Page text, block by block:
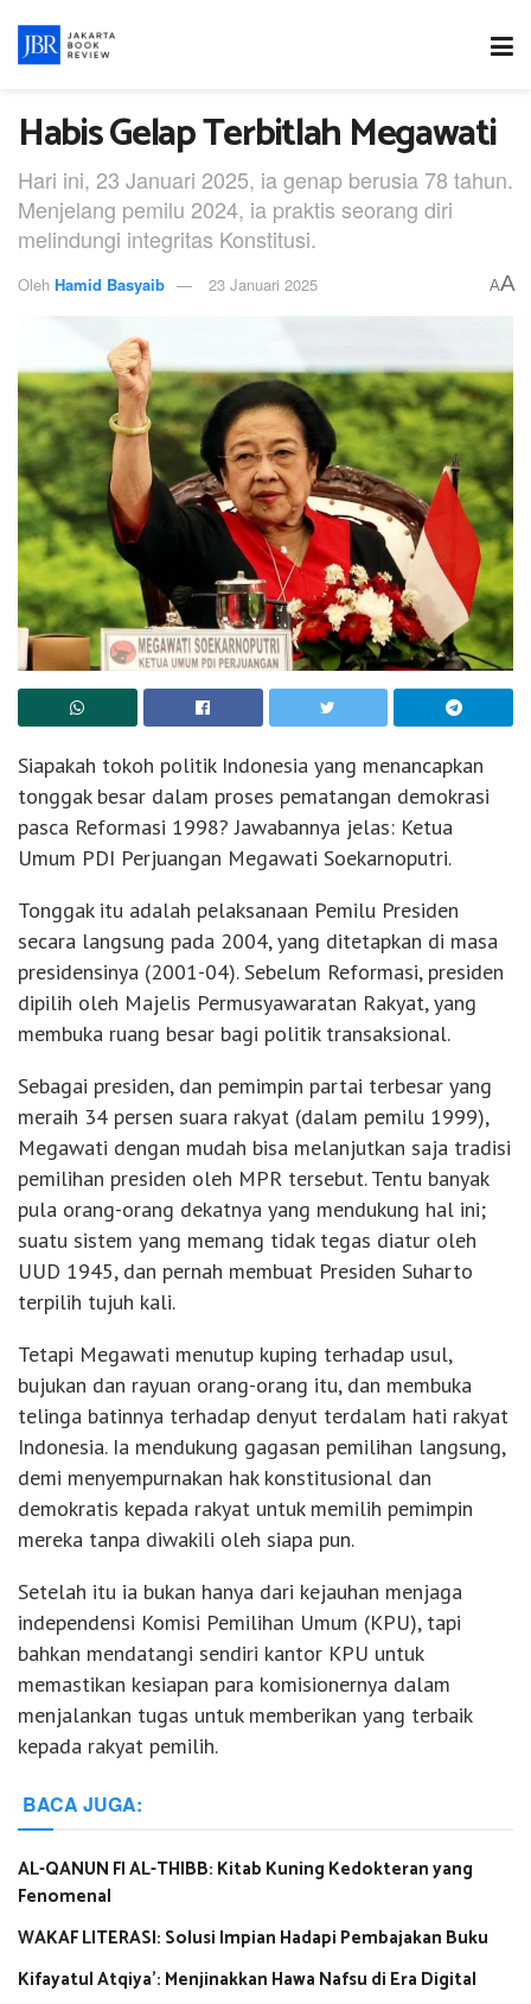
Habis Gelap Terbitlah Megawati
Hari ini, 23 Januari 2025, ia genap berusia 78 tahun.
Menjelang pemilu 2024, ia praktis seorang diri
melindungi integritas Konstitusi.
Oleh Hamid Basyaib 23 Januari 2025 AA
Siapakah tokoh politik Indonesia yang menancapkan
tonggak besar dalam proses pematangan demokrasi
pasca Reformasi 1998? Jawabannya jelas: Ketua
Umum PDI Perjuangan Megawati Soekarnoputri.
Tonggak itu adalah pelaksanaan Pemilu Presiden
secara langsung pada 2004, yang ditetapkan di masa
presidensinya (2001-04). Sebelum Reformasi, presiden
dipilih oleh Majelis Permusyawaratan Rakyat, yang
membuka ruang besar bagi politik transaksional.
Sebagai presiden, dan pemimpin partai terbesar yang
meraih 34 persen suara rakyat (dalam pemilu 1999),
Megawati dengan mudah bisa melanjutkan saja tradisi
pemilihan presiden oleh MPR tersebut. Tentu banyak
pula orang-orang dekatnya yang mendukung hal ini;
suatu sistem yang memang tidak tegas diatur oleh
UUD 1945, dan pernah membuat Presiden Suharto
terpilih tujuh kali.
Tetapi Megawati menutup kuping terhadap usul,
bujukan dan rayuan orang-orang itu, dan membuka
telinga batinnya terhadap denyut terdalam hati rakyat
Indonesia. Ia mendukung gagasan pemilihan langsung,
demi menyempurnakan hak konstitusional dan
demokratis kepada rakyat untuk memilih pemimpin
mereka tanpa diwakili oleh siapa pun.
Setelah itu ia bukan hanya dari kejauhan menjaga
independensi Komisi Pemilihan Umum (KPU), tapi
bahkan mendatangi sendiri kantor KPU untuk
memastikan kesiapan para komisionernya dalam
menjalankan tugas untuk memberikan yang terbaik
kepada rakyat pemilih.
BACA JUGA:
AL-QANUN FI AL-THIBB: Kitab Kuning Kedokteran yang
Fenomenal
WAKAF LITERASI: Solusi Impian Hadapi Pembajakan Buku
Kifayatul Atqiya’: Menjinakkan Hawa Nafsu di Era Digital